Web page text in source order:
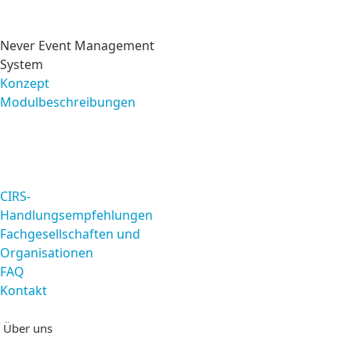
Never Event Management
System
Konzept
Modulbeschreibungen
CIRS-
Handlungsempfehlungen
Fachgesellschaften und
Organisationen
FAQ
Kontakt
Über uns